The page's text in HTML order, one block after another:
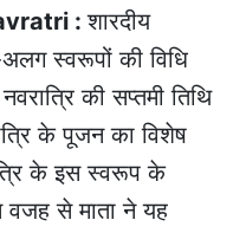
:शारदीय
स्वरूपों की विधि
की सप्तमी तिथि
के पूजन का विशेष
के इस स्वरूप के
वजह से माता ने यह